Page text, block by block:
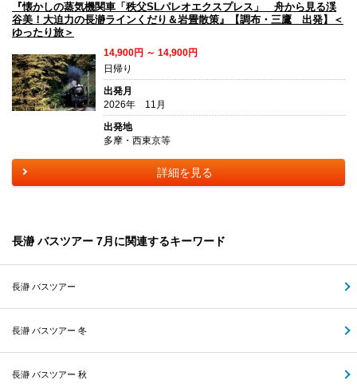
『懐かしの蒸気機関車「秩父SLパレオエクスプレス」 舟から見る渓
谷美！大迫力の長瀞ラインくだり＆岩畳散策』【調布・三鷹 出発】＜
ゆったり旅＞
14,900円 ～ 14,900円
日帰り
出発月
2026年 11月
出発地
多摩・西東京等
詳細を見る
長瀞 バスツアー 7月に関連するキーワード
長瀞 バスツアー
長瀞 バスツアー 冬
長瀞 バスツアー 秋